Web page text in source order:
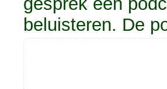
beluisteren. De